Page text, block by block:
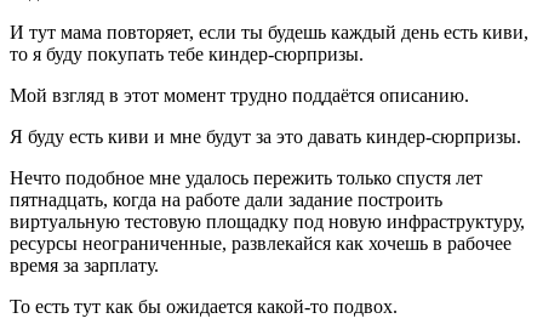
И тут мама повторяет, если ты будешь каждый день есть киви,
то я буду покупать тебе киндер-сюрпризы.
Мой взгляд в этот момент трудно поддаётся описанию.
Я буду есть киви и мне будут за это давать киндер-сюрпризы.
Нечто подобное мне удалось пережить только спустя лет
пятнадцать, когда на работе дали задание построить
виртуальную тестовую площадку под новую инфраструктуру,
ресурсы неограниченные, развлекайся как хочешь в рабочее
время за зарплату.
То есть тут как бы ожидается какой-то подвох.